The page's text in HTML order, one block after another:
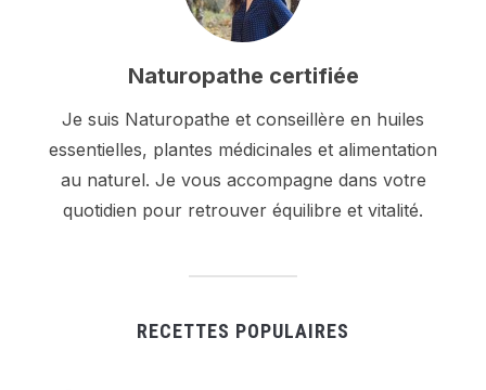
Naturopathe certifiée
Je suis Naturopathe et conseillère en huiles
essentielles, plantes médicinales et alimentation
au naturel. Je vous accompagne dans votre
quotidien pour retrouver équilibre et vitalité.
RECETTES POPULAIRES